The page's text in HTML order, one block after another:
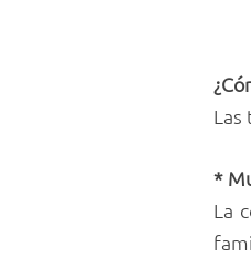
Las
*
La